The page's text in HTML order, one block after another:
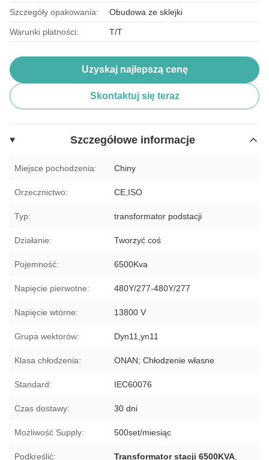
Szczegóły opakowania: Obudowa ze sklejki
Warunki płatności: T/T
Uzyskaj najlepszą cenę
Skontaktuj się teraz
Szczegółowe informacje
Miejsce pochodzenia: Chiny
Orzecznictwo: CE,ISO
Typ: transformator podstacji
Działanie: Tworzyć coś
Pojemność: 6500Kva
Napięcie pierwotne: 480Y/277-480Y/277
Napięcie wtórne: 13800 V
Grupa wektorów: Dyn11,yn11
Klasa chłodzenia: ONAN; Chłodzenie własne
Standard: IEC60076
Czas dostawy: 30 dni
Możliwość Supply: 500set/miesiąc
Podkreślić: Transformator stacji 6500KVA